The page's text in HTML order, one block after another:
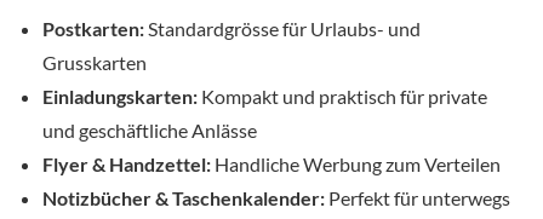
Postkarten:Standardgrösse für Urlaubs- und
Grusskarten
Einladungskarten: Kompakt und praktisch für private
und geschäftliche Anlässe
Flyer & Handzettel: Handliche Werbung zum Verteilen
Notizbücher & Taschenkalender: Perfekt für unterwegs